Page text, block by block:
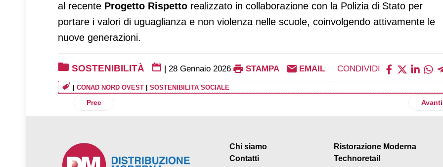
al recente Progetto Rispetto realizzato in collaborazione con la Polizia di Stato per
portare i valori di uguaglianza e non violenza nelle scuole, coinvolgendo attivamente le
nuove generazioni.
SOSTENIBILITÀ | 28 Gennaio 2026 STAMPA EMAIL CONDIVIDI
CONAD NORD OVEST SOSTENIBILITA SOCIALE
Articolo precedente: Fairtrade: al via in Costa d’Avorio il programma per rendere il reddito dignitoso una
Prec Avanti
Chi siamo
Contatti
Ristorazione Moderna
Technoretail